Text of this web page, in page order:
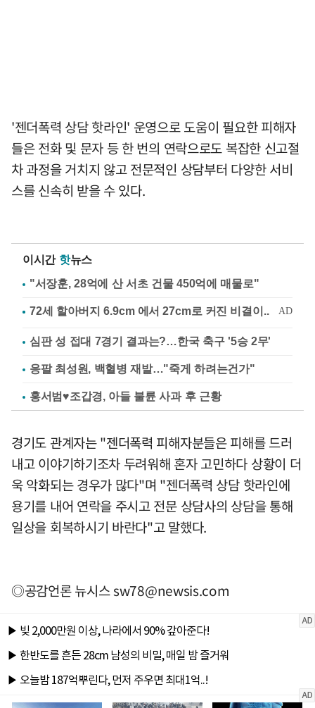
'젠더폭력 상담 핫라인' 운영으로 도움이 필요한 피해자
들은 전화 및 문자 등 한 번의 연락으로도 복잡한 신고절
차 과정을 거치지 않고 전문적인 상담부터 다양한 서비
스를 신속히 받을 수 있다.
이시간 핫뉴스
"서장훈, 28억에 산 서초 건물 450억에 매물로"
심판 성 접대 7경기 결과는?…한국 축구 '5승 2무'
응팔 최성원, 백혈병 재발…"죽게 하려는건가"
홍서범♥조갑경, 아들 불륜 사과 후 근황
경기도 관계자는 "젠더폭력 피해자분들은 피해를 드러
내고 이야기하기조차 두려워해 혼자 고민하다 상황이 더
욱 악화되는 경우가 많다"며 "젠더폭력 상담 핫라인에
용기를 내어 연락을 주시고 전문 상담사의 상담을 통해
일상을 회복하시기 바란다"고 말했다.
◎공감언론 뉴시스sw78@newsis.com